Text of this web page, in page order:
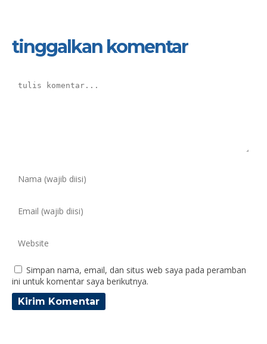
tinggalkan komentar
Simpan nama, email, dan situs web saya pada peramban
ini untuk komentar saya berikutnya.